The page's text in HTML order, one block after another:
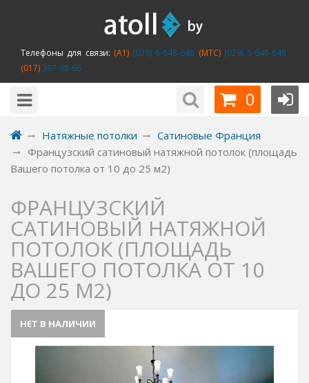
Телефоны для связи: (A1)(029) 6-648-648 (MTC)(029) 5-648-648
(017)397-98-66
0
Натяжные потолки
Сатиновые Франция
Французский сатиновый натяжной потолок (площадь
Вашего потолка от 10 до 25 м2)
ФРАНЦУЗСКИЙ
САТИНОВЫЙ НАТЯЖНОЙ
ПОТОЛОК (ПЛОЩАДЬ
ВАШЕГО ПОТОЛКА ОТ 10
ДО 25 М2)
НЕТ В НАЛИЧИИ